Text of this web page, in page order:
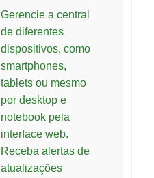
Gerencie a central
de diferentes
dispositivos, como
smartphones,
tablets ou mesmo
por desktop e
notebook pela
interface web.
Receba alertas de
atualizações